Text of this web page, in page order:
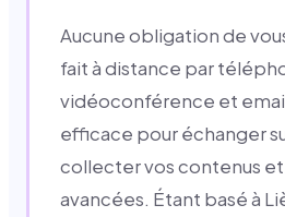
Aucune obligation de
fait à distance par
vidéoconférence et
efficace pour échanger
collecter vos contenus
avancées. Étant basé à